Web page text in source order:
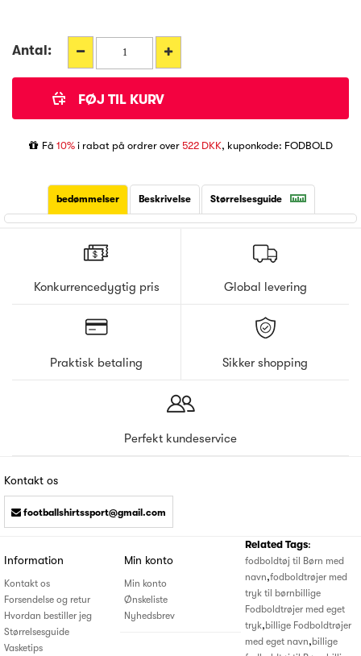
Antal:
Få 10%i rabat på ordrer over 522 DKK, kuponkode: FODBOLD
bedømmelser Beskrivelse Størrelsesguide
Konkurrencedygtig pris Global levering
Praktisk betaling Sikker shopping
Perfekt kundeservice
Kontakt os
footballshirtssport@gmail.com
Information
Kontakt os
Forsendelse og retur
Hvordan bestiller jeg
Størrelsesguide
Vasketips
Min konto
Min konto
Ønskeliste
Nyhedsbrev
Related Tags:
fodboldtøj til Børn med
navn,fodboldtrøjer med
tryk til børnbillige
Fodboldtrøjer med eget
tryk,billige Fodboldtrøjer
med eget navn,billige